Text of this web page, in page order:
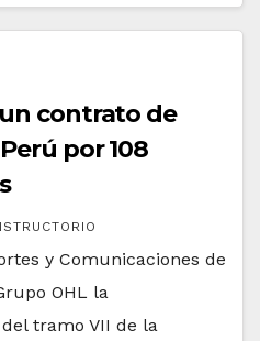
contrato de
por 108
y Comunicaciones de
OHL la
tramo VII de la